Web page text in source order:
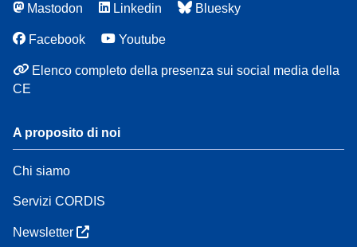
Mastodon Linkedin Bluesky
Facebook Youtube
Elenco completo della presenza sui social media della
CE
A proposito di noi
Chi siamo
Servizi CORDIS
Newsletter